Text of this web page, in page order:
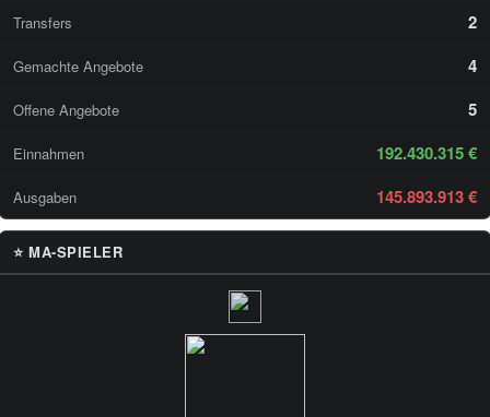
Transfers 2
Gemachte Angebote 4
Offene Angebote 5
Einnahmen 192.430.315 €
Ausgaben 145.893.913 €
⭐ MA-SPIELER